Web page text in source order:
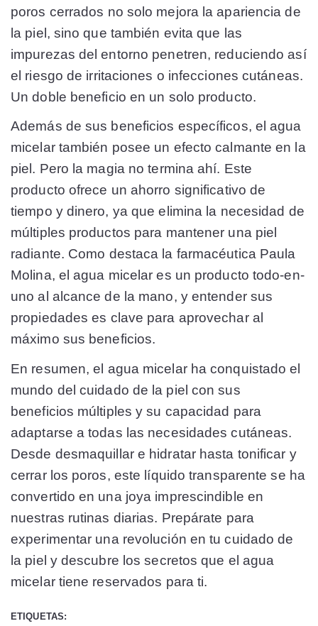
poros cerrados no solo mejora la apariencia de
la piel, sino que también evita que las
impurezas del entorno penetren, reduciendo así
el riesgo de irritaciones o infecciones cutáneas.
Un doble beneficio en un solo producto.
Además de sus beneficios específicos, el agua
micelar también posee un efecto calmante en la
piel. Pero la magia no termina ahí. Este
producto ofrece un ahorro significativo de
tiempo y dinero, ya que elimina la necesidad de
múltiples productos para mantener una piel
radiante. Como destaca la farmacéutica Paula
Molina, el agua micelar es un producto todo-en-
uno al alcance de la mano, y entender sus
propiedades es clave para aprovechar al
máximo sus beneficios.
En resumen, el agua micelar ha conquistado el
mundo del cuidado de la piel con sus
beneficios múltiples y su capacidad para
adaptarse a todas las necesidades cutáneas.
Desde desmaquillar e hidratar hasta tonificar y
cerrar los poros, este líquido transparente se ha
convertido en una joya imprescindible en
nuestras rutinas diarias. Prepárate para
experimentar una revolución en tu cuidado de
la piel y descubre los secretos que el agua
micelar tiene reservados para ti.
ETIQUETAS: